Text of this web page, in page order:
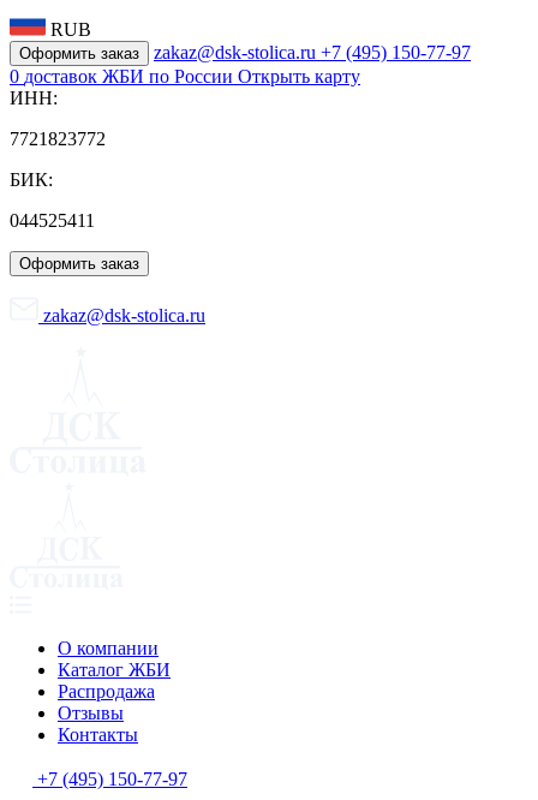
RUB
Оформить заказ zakaz@dsk-stolica.ru +7 (495) 150-77-97
0 доставок ЖБИ по России Открыть карту
ИНН:
7721823772
БИК:
044525411
Оформить заказ
zakaz@dsk-stolica.ru
О компании
Каталог ЖБИ
Распродажа
Отзывы
Контакты
+7 (495) 150-77-97